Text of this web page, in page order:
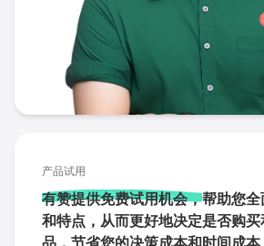
产品试用
有赞提供免费试用机会，帮助您
和特点，从而更好地决定是否购
品，节省您的决策成本和时间成本